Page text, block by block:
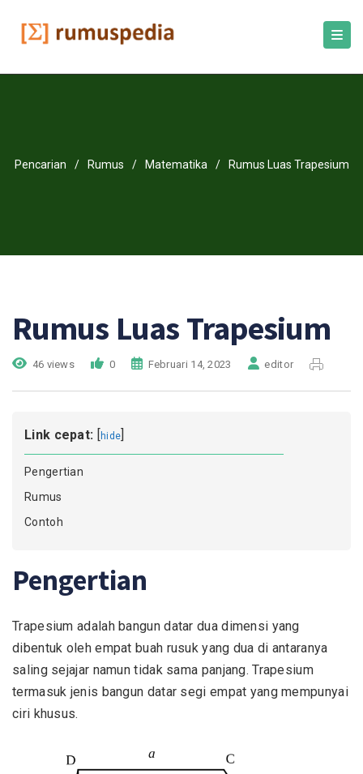
Pencarian / Rumus / Matematika / Rumus Luas Trapesium
Rumus Luas Trapesium
46 views 0 Februari 14, 2023 editor
Link cepat: [hide]
Pengertian
Rumus
Contoh
Pengertian
Trapesium adalah bangun datar dua dimensi yang
dibentuk oleh empat buah rusuk yang dua di antaranya
saling sejajar namun tidak sama panjang. Trapesium
termasuk jenis bangun datar segi empat yang mempunyai
ciri khusus.